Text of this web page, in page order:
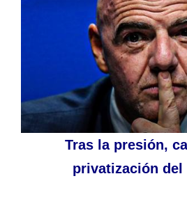
Tras la presión,
privatización del